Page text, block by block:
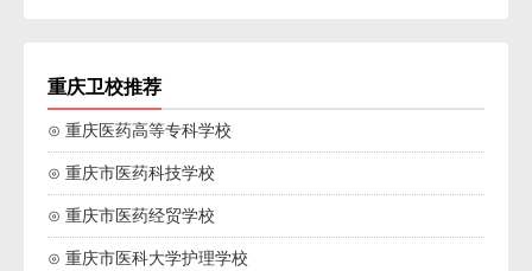
重庆卫校推荐
⊙ 重庆医药高等专科学校
⊙ 重庆市医药科技学校
⊙ 重庆市医药经贸学校
⊙ 重庆市医科大学护理学校